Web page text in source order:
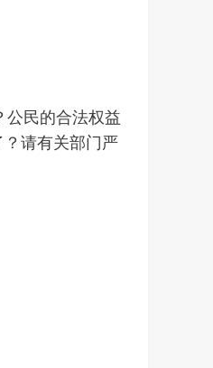
公民的合法权益
请有关部门严